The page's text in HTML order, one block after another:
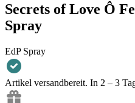
Secrets of Love Ô
Spray
EdP Spray
Artikel versandbereit. In 2 – 3